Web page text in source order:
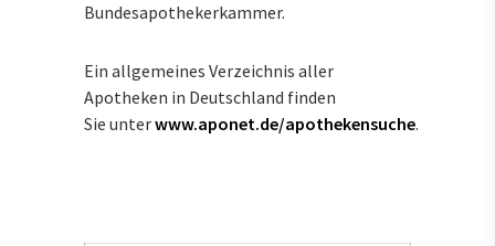
Bundesapothekerkammer.
Ein allgemeines Verzeichnis aller
Apotheken in Deutschland finden
Sie unterwww.aponet.de/apothekensuche.